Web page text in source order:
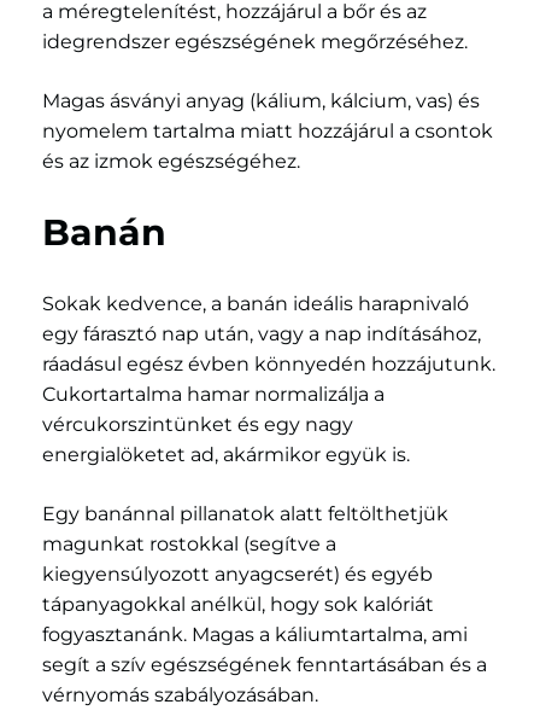
a méregtelenítést, hozzájárul a bőr és az
idegrendszer egészségének megőrzéséhez.
Magas ásványi anyag (kálium, kálcium, vas) és
nyomelem tartalma miatt hozzájárul a csontok
és az izmok egészségéhez.
Banán
Sokak kedvence, a banán ideális harapnivaló
egy fárasztó nap után, vagy a nap indításához,
ráadásul egész évben könnyedén hozzájutunk.
Cukortartalma hamar normalizálja a
vércukorszintünket és egy nagy
energialöketet ad, akármikor együk is.
Egy banánnal pillanatok alatt feltölthetjük
magunkat rostokkal (segítve a
kiegyensúlyozott anyagcserét) és egyéb
tápanyagokkal anélkül, hogy sok kalóriát
fogyasztanánk. Magas a káliumtartalma, ami
segít a szív egészségének fenntartásában és a
vérnyomás szabályozásában.